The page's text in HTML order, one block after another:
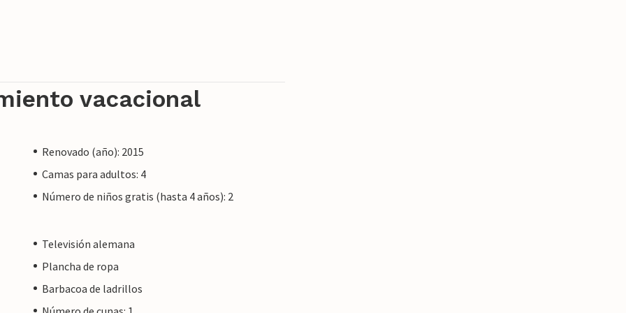
propietario privado, no por una empresa o
consumidor de la UE puede no aplicarse. Sin
el mismo nivel de servicio al
alojamiento con un propietario
vacacional
Renovado (año): 2015
Camas para adultos: 4
Número de niños gratis (hasta 4 años): 2
Televisión alemana
Plancha de ropa
Barbacoa de ladrillos